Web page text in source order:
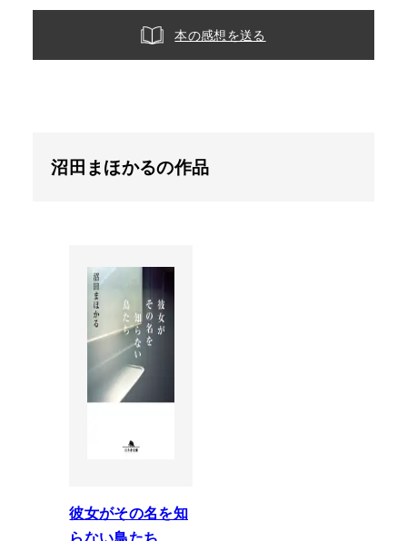
本の感想を送る
沼田まほかるの作品
彼女がその名を知